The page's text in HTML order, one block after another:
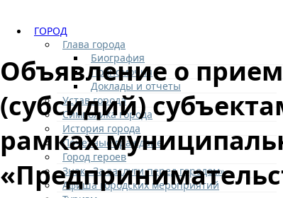
ГОРОД
Глава города
Биография
Полномочия
Доклады и отчеты
Устав города
Символика города
История города
Почетные граждане
Город героев
Знак «За заслуги перед городом»
Афиша городских мероприятий
Объявление о
(субсидий)
рамках